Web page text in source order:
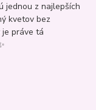
jednou z najlepších
kvetov bez
je práve tá